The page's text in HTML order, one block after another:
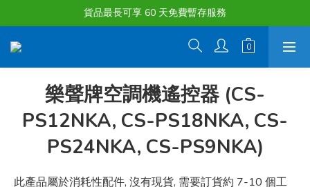
購物滿淨值HK $1500或以上 , 即可享一次免費標準送貨服務。
貨品最長可享 60 天免費暫存服務
購物滿淨值HK $1500或以上 , 即可享一次免費標準送貨服務。
樂聲牌空調機遙控器 (CS-
PS12NKA, CS-PS18NKA, CS-
PS24NKA, CS-PS9NKA)
此產品屬於消耗性配件, 沒有現貨, 需要訂貨約 7-10 個工